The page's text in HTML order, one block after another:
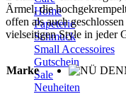
Home
Papeterie
Schmuck
Small Accessoires
Gutschein
Sale
Neuheiten
Ärmel, die
offen als auch
vielseitigen Style in jeder
Marke